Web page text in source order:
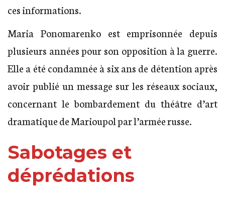
ces informations.
Maria Ponomarenko est emprisonnée depuis
plusieurs années pour son opposition à la guerre.
Elle a été condamnée à six ans de détention après
avoir publié un message sur les réseaux sociaux,
concernant le bombardement du théâtre d’art
dramatique de Marioupol par l’armée russe.
Sabotages et
déprédations